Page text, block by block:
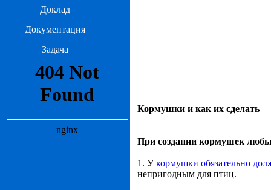
Доклад
Документация
Задача
Кормушки и как их сделать
При создании кормушек
1. Укормушки обязательно
непригодным для птиц.